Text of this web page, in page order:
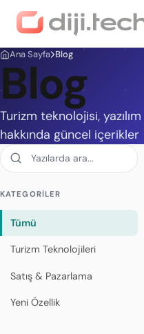
Ana Sayfa Blog
Blog
Turizm teknolojisi,
hakkında güncel içerikler
KATEGORİLER
Tümü
Turizm Teknolojileri
Satış & Pazarlama
Yeni Özellik